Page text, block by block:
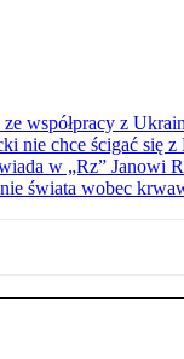
współpracy z
nie chce ścigać się z
w „Rz” Janowi
świata wobec